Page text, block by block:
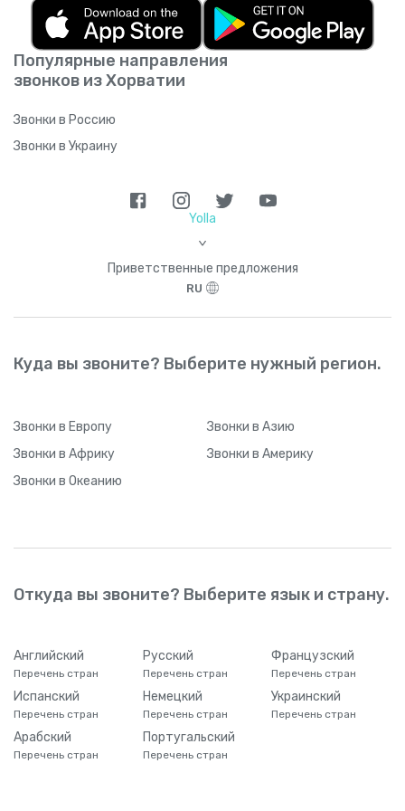
продлением, если не отмените ее.
Неиспользованные минуты нельзя
перенести на следующий месяц.
Подробнее об условиях использования
подписки на скучном юридическом языке
Популярные направления
звонков из Хорватии
Звонки в Россию
Звонки в Украину
Yolla
>
Приветственные предложения
RU
Куда вы звоните? Выберите нужный регион.
Звонки в Европу Звонки в Азию
Звонки в Африку Звонки в Америку
Звонки в Океанию
Откуда вы звоните? Выберите язык и страну.
Английский
Перечень стран
Русский
Перечень стран
Французский
Перечень стран
Испанский
Перечень стран
Немецкий
Перечень стран
Украинский
Перечень стран
Арабский
Перечень стран
Португальский
Перечень стран